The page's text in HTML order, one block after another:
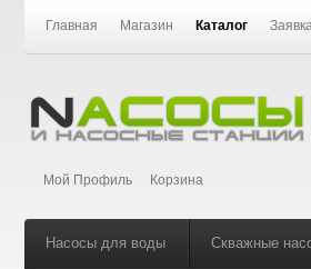
Главная Магазин Каталог
Мой Профиль Корзина
Насосы для воды Скважные